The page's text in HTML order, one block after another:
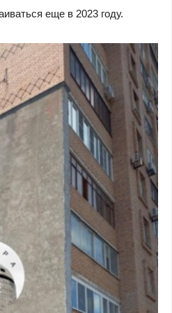
еще в 2023 году.